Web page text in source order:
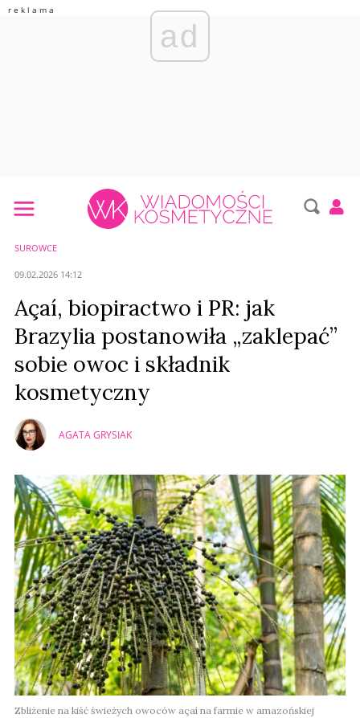
ad
SUROWCE
09.02.2026 14:12
Açaí, biopiractwo i PR: jak
Brazylia postanowiła „zaklepać”
sobie owoc i składnik
kosmetyczny
AGATA GRYSIAK
Zbliżenie na kiść świeżych owoców açaí na farmie w amazońskiej